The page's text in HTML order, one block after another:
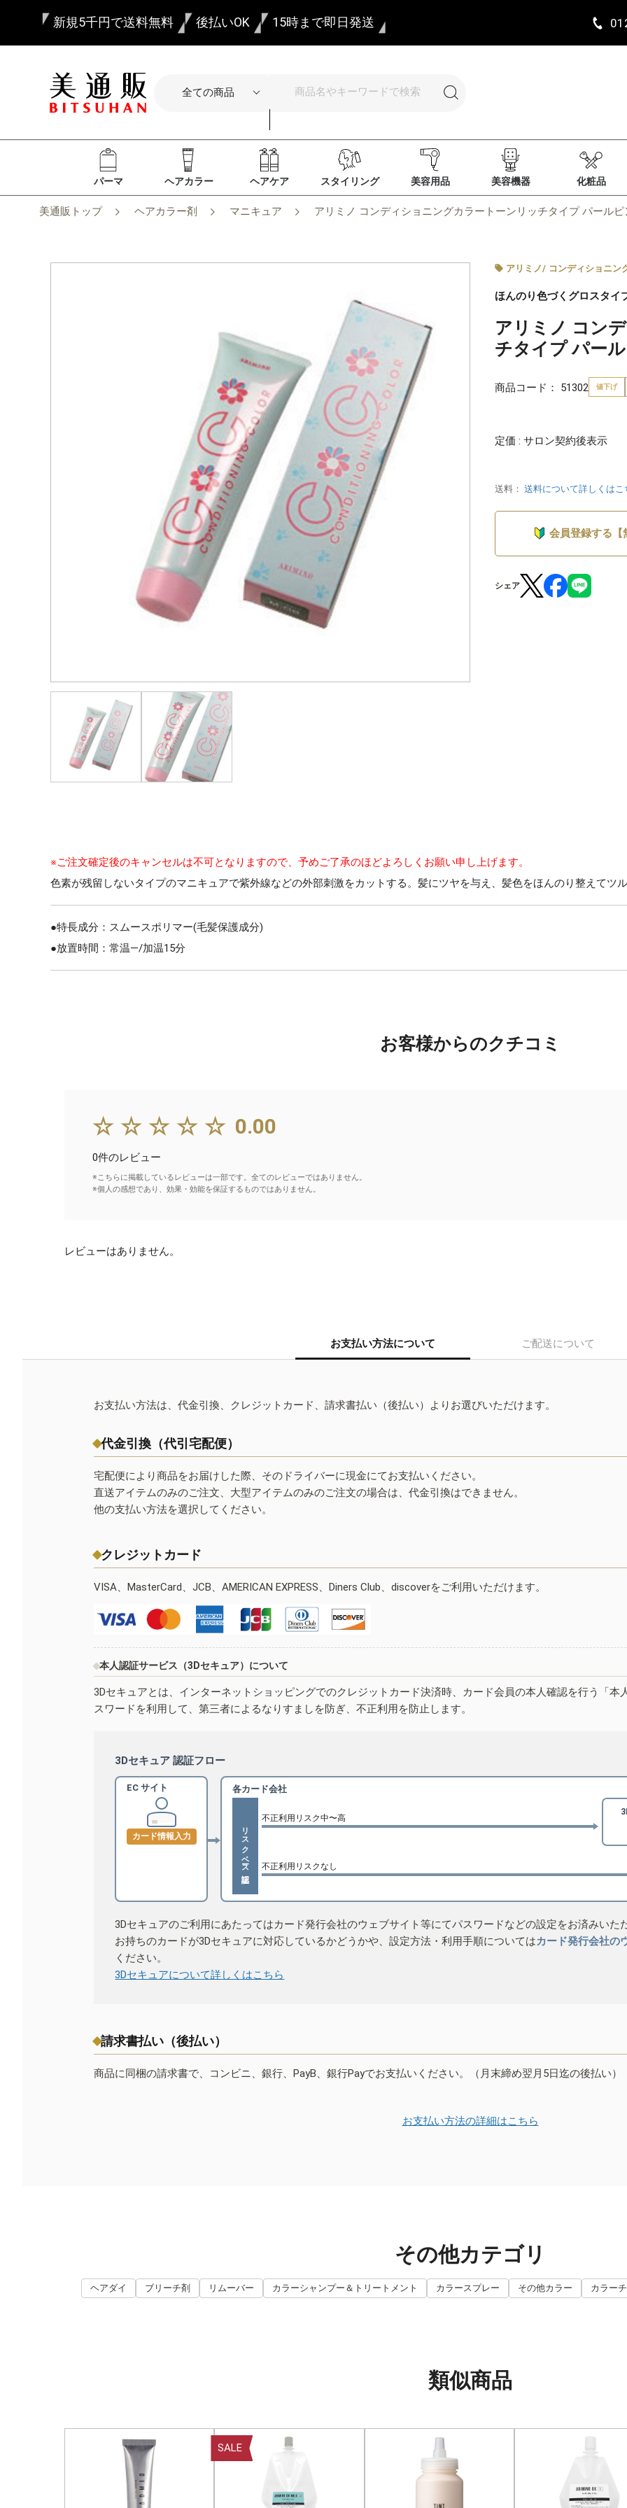
新規5千円で送料無料 後払いOK 15時まで即日発送
パーマ ヘアカラー ヘアケア スタイリング 美容用品 美容機器 化粧品
美通販トップ ヘアカラー剤 マニキュア アリミノ コンディショニングカラートーンリッチタイプ パールピ
アリミノ/ コンディショニン
ほんのり色づくグロスタイ
アリミノ コン
チタイプ パー
商品コード： 51302 値下げ
定価 : サロン契約後表示
送料： 送料について詳しくはこ
会員登録する【
シェア
※ご注文確定後のキャンセルは不可となりますので、予めご了承のほどよろしくお願い申し上げます。
色素が残留しないタイプのマニキュアで紫外線などの外部刺激をカットする。髪にツヤを与え、髪色をほんのり整えてツル
●特長成分：スムースポリマー(毛髪保護成分)
●放置時間：常温—/加温15分
お客様からのクチコミ
☆☆☆☆☆ 0.00
0件のレビュー
※こちらに掲載しているレビューは一部です。全てのレビューではありません。
※個人の感想であり、効果・効能を保証するものではありません。
レビューはありません。
お支払い方法について ご配送について
お支払い方法は、代金引換、クレジットカード、請求書払い（後払い）よりお選びいただけます。
代金引換（代引宅配便）
宅配便により商品をお届けした際、そのドライバーに現金にてお支払いください。
直送アイテムのみのご注文、大型アイテムのみのご注文の場合は、代金引換はできません。
他の支払い方法を選択してください。
クレジットカード
VISA、MasterCard、JCB、AMERICAN EXPRESS、Diners Club、discoverをご利用いただけます。
本人認証サービス（3Dセキュア）について
3Dセキュアとは、インターネットショッピングでのクレジットカード決済時、カード会員の本人確認を行う「
スワードを利用して、第三者によるなりすましを防ぎ、不正利用を防止します。
3Dセキュア 認証フロー
EC サイト
カード情報入力
各カード会社
リスクベース認証
不正利用リスク中〜高
不正利用リスクなし
3Dセキュアのご利用にあたってはカード発行会社のウェブサイト等にてパスワードなどの設定をお済みいた
お持ちのカードが3Dセキュアに対応しているかどうかや、設定方法・利用手順についてはカード発行会社の
ください。
3Dセキュアについて詳しくはこちら
請求書払い（後払い）
商品に同梱の請求書で、コンビニ、銀行、PayB、銀行Payでお支払いください。（月末締め翌月5日迄の後払い）
お支払い方法の詳細はこちら
その他カテゴリ
ヘアダイ ブリーチ剤 リムーバー カラーシャンプー＆トリートメント カラースプレー その他カラー カラー
類似商品
SALE